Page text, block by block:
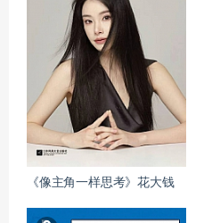
《像主角一样思考》花大钱